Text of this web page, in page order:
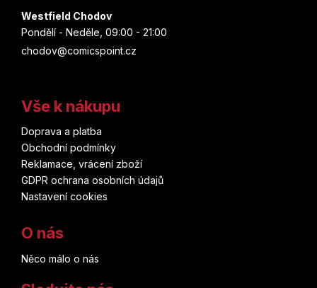
Westfield Chodov
Pondělí - Neděle, 09:00 - 21:00
chodov@comicspoint.cz
Vše k nákupu
Doprava a platba
Obchodní podmínky
Reklamace, vrácení zboží
GDPR ochrana osobních údajů
Nastavení cookies
O nás
Něco málo o nás